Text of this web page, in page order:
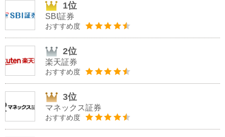
1位
SBI証券
おすすめ度
2位
楽天証券
おすすめ度
3位
マネックス証券
おすすめ度